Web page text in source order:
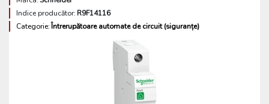
Indice producător:R9F14116
Categorie:Întrerupătoare automate de circuit (siguranțe)